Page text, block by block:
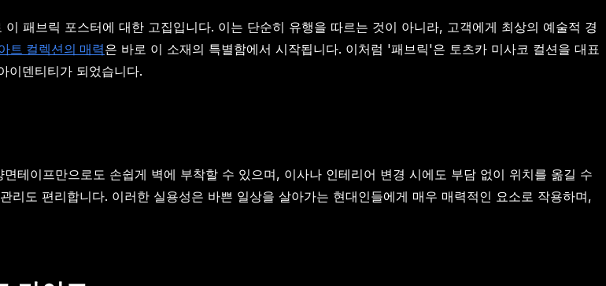
패브릭 포스터에 대한 고집입니다. 이는 단순히 유행을 따르는 것이 아니라, 고객에게 최상의 예술적 경
트 컬렉션의 매력은 바로 이 소재의 특별함에서 시작됩니다. 이처럼 '패브릭'은 토츠카 미사코 컬션을 대표
이덴티티가 되었습니다.
테이프만으로도 손쉽게 벽에 부착할 수 있으며, 이사나 인테리어 변경 시에도 부담 없이 위치를 옮길 수
도 편리합니다. 이러한 실용성은 바쁜 일상을 살아가는 현대인들에게 매우 매력적인 요소로 작용하며,